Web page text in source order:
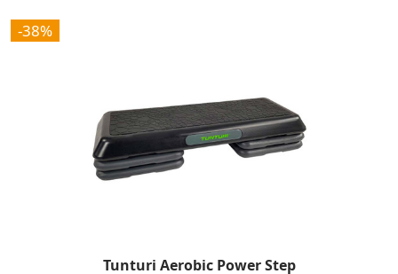
-38%
Tunturi Aerobic Power Step